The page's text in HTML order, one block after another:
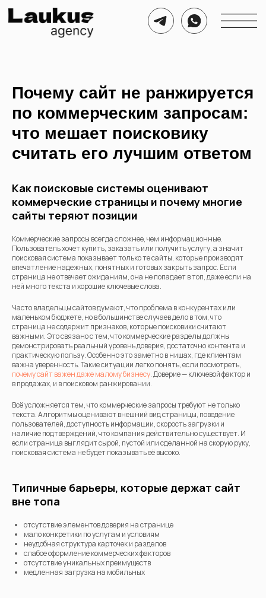
Почему сайт не ранжируется
по коммерческим запросам:
что мешает поисковику
считать его лучшим ответом
Как поисковые системы оценивают
коммерческие страницы и почему многие
сайты теряют позиции
Коммерческие запросы всегда сложнее, чем информационные.
Пользователь хочет купить, заказать или получить услугу, а значит
поисковая система показывает только те сайты, которые производят
впечатление надежных, понятных и готовых закрыть запрос. Если
страница не отвечает ожиданиям, она не попадает в топ, даже если на
ней много текста и хорошие ключевые слова.
Часто владельцы сайтов думают, что проблема в конкурентах или
маленьком бюджете, но в большинстве случаев дело в том, что
страница не содержит признаков, которые поисковики считают
важными. Это связано с тем, что коммерческие разделы должны
демонстрировать реальный уровень доверия, достаточно контента и
практическую пользу. Особенно это заметно в нишах, где клиентам
важна уверенность. Такие ситуации легко понять, если посмотреть,
почему сайт важен даже малому бизнесу. Доверие — ключевой фактор и
в продажах, и в поисковом ранжировании.
Всё усложняется тем, что коммерческие запросы требуют не только
текста. Алгоритмы оценивают внешний вид страницы, поведение
пользователей, доступность информации, скорость загрузки и
наличие подтверждений, что компания действительно существует. И
если страница выглядит сырой, пустой или сделанной на скорую руку,
поисковая система не будет показывать её высоко.
Типичные барьеры, которые держат сайт
вне топа
отсутствие элементов доверия на странице
мало конкретики по услугам и условиям
неудобная структура карточек и разделов
слабое оформление коммерческих факторов
отсутствие уникальных преимуществ
медленная загрузка на мобильных